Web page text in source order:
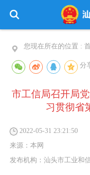
您现在所在的位置 :
分
市工信局召开局
习贯彻省
2022-05-31 23:21:50
来源： 本网
发布机构： 汕头市工业和